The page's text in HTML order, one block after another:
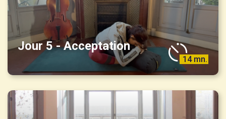
Jour 5 - Acceptation
14 mn.